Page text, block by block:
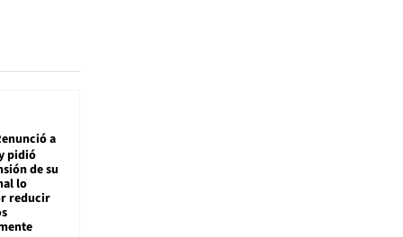
a
pidió
de su
lo
reducir